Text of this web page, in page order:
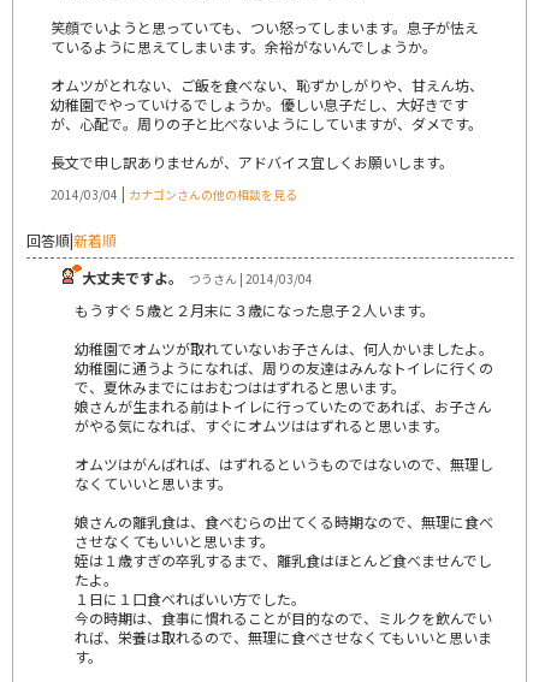
笑顔でいようと思っていても、つい怒ってしまいます。息子が怯え
ているように思えてしまいます。余裕がないんでしょうか。
オムツがとれない、ご飯を食べない、恥ずかしがりや、甘えん坊、
幼稚園でやっていけるでしょうか。優しい息子だし、大好きです
が、心配で。周りの子と比べないようにしていますが、ダメです。
長文で申し訳ありませんが、アドバイス宜しくお願いします。
2014/03/04 | カナゴンさんの他の相談を見る
回答順|新着順
大丈夫ですよ。
つうさん | 2014/03/04
もうすぐ５歳と２月末に３歳になった息子２人います。
幼稚園でオムツが取れていないお子さんは、何人かいましたよ。
幼稚園に通うようになれば、周りの友達はみんなトイレに行くの
で、夏休みまでにはおむつははずれると思います。
娘さんが生まれる前はトイレに行っていたのであれば、お子さん
がやる気になれば、すぐにオムツははずれると思います。
オムツはがんばれば、はずれるというものではないので、無理し
なくていいと思います。
娘さんの離乳食は、食べむらの出てくる時期なので、無理に食べ
させなくてもいいと思います。
姪は１歳すぎの卒乳するまで、離乳食はほとんど食べませんでし
たよ。
１日に１口食べればいい方でした。
今の時期は、食事に慣れることが目的なので、ミルクを飲んでい
れば、栄養は取れるので、無理に食べさせなくてもいいと思いま
す。